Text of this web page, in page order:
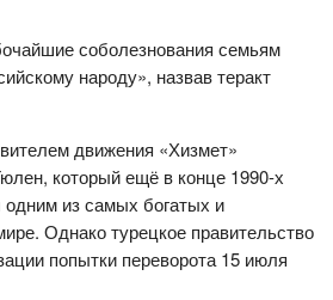
соболезнования семьям
народу», назвав теракт
движения «Хизмет»
который ещё в конце 1990-х
из самых богатых и
Однако турецкое правительство
попытки переворота 15 июля